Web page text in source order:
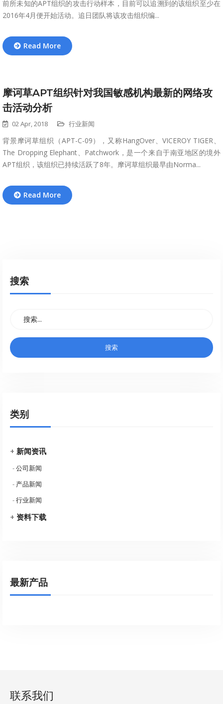
前所未知的APT组织的攻击行动样本，目前可以追溯到的该组织至少在
2016年4月便开始活动。追日团队将该攻击组织编...
Read More
摩诃草APT组织针对我国敏感机构最新的网络攻
击活动分析
02 Apr, 2018 行业新闻
背景摩诃草组织（APT-C-09），又称HangOver、VICEROY TIGER、
The Dropping Elephant、Patchwork，是一个来自于南亚地区的境外
APT组织，该组织已持续活跃了8年。摩诃草组织最早由Norma...
Read More
搜索
类别
+ 新闻资讯
-公司新闻
- 产品新闻
-行业新闻
+ 资料下载
最新产品
联系我们